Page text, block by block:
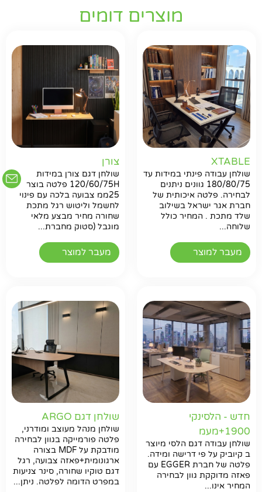
חפשו באתר
מוצרים דומים
XTABLE
שולחן עבודה פינתי במידות עד
180/80/75 גוונים ניתנים
לבחירה. פלטה איכותית של
חברת אגר ישראל בשילוב
שלד מתכת . המחיר כולל
שלוחה...
מעבר למוצר
צורן
שולחן דגם צורן במידות
120/60/75H פלטה בוצר
25ממ צבועה בלכה עם פינוי
לחשמל וליטוש רגל מתכת
שחורה מחיר מבצע מלאי
מוגבל (סטוק מחברת...
מעבר למוצר
חדש - הלסינקי
1900+מעמ
שולחן עבודה דגם הלסי מיוצר
ב קיוביק על פי דרישה ומידה.
פלטה של חברת EGGER עם
פאזה מדוקקת גוון לבחירה
המחיר אינו...
שולחן דגם ARGO
שולחן מנהל מעוצב ומודרני,
פלטה פורמייקה בגוון לבחירה
מודבקת על MDF בצורה
ארגונומית+פאזה צבועה, רגל
דגם טוקיו שחורה, סינר צניעות
במפרט הדומה לפלטה. ניתן...